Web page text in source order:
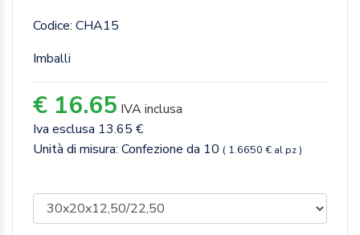
Codice: CHA15
Imballi
€ 16.65 IVA inclusa
Iva esclusa 13.65 €
Unità di misura: Confezione da 10 ( 1.6650 € al pz )